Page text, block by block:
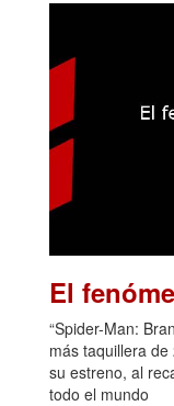
El
“Spider-Man:
más taquillera
su estreno, al
todo el mundo